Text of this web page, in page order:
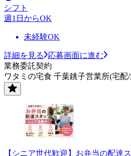
シフト
週1日からOK
未経験OK
詳細を見る
応募画面に進む
業務委託契約
ワタミの宅食 千葉銚子営業所(宅
【シニア世代歓迎】お弁当の配達